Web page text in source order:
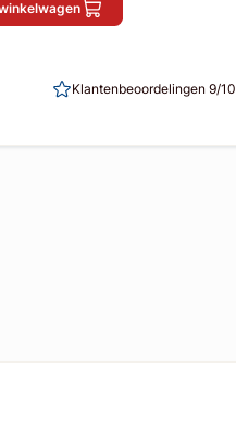
Klantenbeoordelingen 9/10